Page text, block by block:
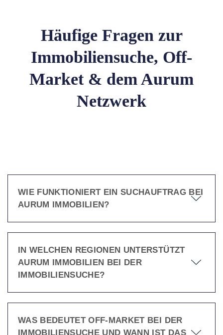
Häufige Fragen zur
Immobiliensuche, Off-
Market & dem Aurum
Netzwerk
WIE FUNKTIONIERT EIN SUCHAUFTRAG BEI
AURUM IMMOBILIEN?
IN WELCHEN REGIONEN UNTERSTÜTZT
AURUM IMMOBILIEN BEI DER
IMMOBILIENSUCHE?
WAS BEDEUTET OFF-MARKET BEI DER
IMMOBILIENSUCHE UND WANN IST DAS